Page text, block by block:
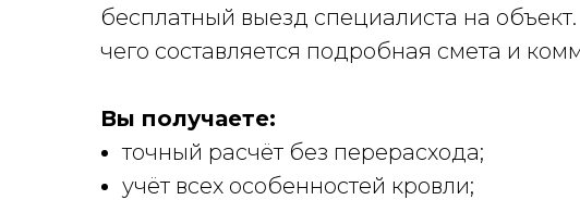
бесплатный выезд специалиста на
чего составляется подробная смета и
Вы получаете:
точный расчёт без перерасхода;
учёт всех особенностей кровли;